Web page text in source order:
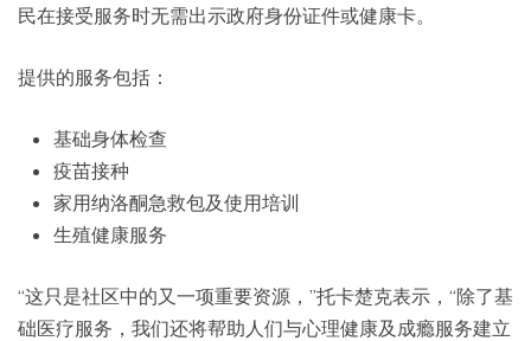
民在接受服务时无需出示政府身份证件或健康卡。
提供的服务包括：
基础身体检查
疫苗接种
家用纳洛酮急救包及使用培训
生殖健康服务
“这只是社区中的又一项重要资源，”托卡楚克表示，“除了基
础医疗服务，我们还将帮助人们与心理健康及成瘾服务建立